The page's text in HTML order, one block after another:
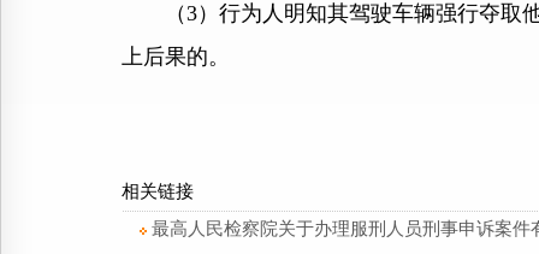
（3）行为人明知其驾驶车辆强行夺取他
上后果的。
相关链接
最高人民检察院关于办理服刑人员刑事申诉案件